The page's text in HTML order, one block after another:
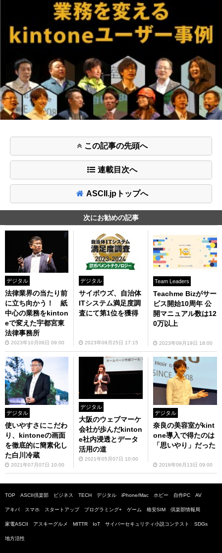
この記事の先頭へ
連載目次へ
ASCII.jpトップへ
次にお勧めの記事
デジタル
法律業界の当たり前
に立ち向かう！ 紙
中心の業務をkinton
eで変えた宇都宮東
法律事務所
2023年10月06日 09:00
デジタル
サイボウズ、自治体
ITシステム満足度調
査にて第1位を獲得
2023年09月25日 17:15
Team Leaders
Teachme Bizがサー
ビス開始10周年 公
開マニュアル数は12
0万以上
2023年09月19日 18:00
デジタル
使いやすさにこだわ
り、kintoneの画面
を徹底的に簡素化し
た白川冷蔵
2021年07月07日 10:00
デジタル
大阪のウェブマーケ
会社が歩んだkinton
e社内浸透とデータ
活用の道
2021年05月07日 10:00
デジタル
奈良の美容室がkint
one導入で得たのは
「思いやり」だった
2018年06月13日 09:00
TOP ASCII倶楽部 ビジネス TECH デジタル iPhone/Mac ホビー 自作PC AV
アキバ スマホ スタートアップ プログラミング+ ゲーム 格安SIM 倶楽部情報局
家電ASCII アスキーグルメ MITTR IoT サイバーセキュリティ小説コンテスト SDGs
地方活性